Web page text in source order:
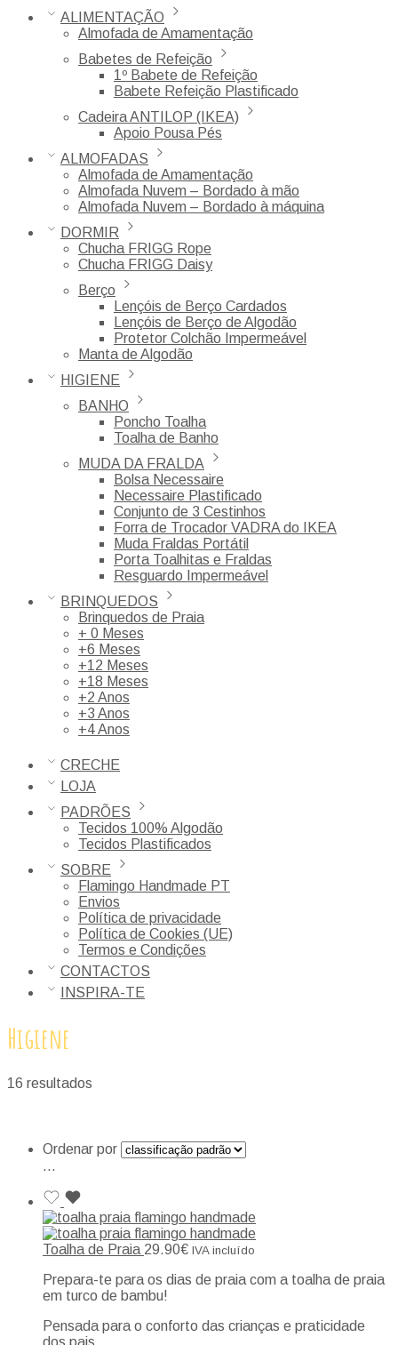
ALIMENTAÇÃO
Almofada de Amamentação
Babetes de Refeição
1º Babete de Refeição
Babete Refeição Plastificado
Cadeira ANTILOP (IKEA)
Apoio Pousa Pés
ALMOFADAS
Almofada de Amamentação
Almofada Nuvem – Bordado à mão
Almofada Nuvem – Bordado à máquina
DORMIR
Chucha FRIGG Rope
Chucha FRIGG Daisy
Berço
Lençóis de Berço Cardados
Lençóis de Berço de Algodão
Protetor Colchão Impermeável
Manta de Algodão
HIGIENE
BANHO
Poncho Toalha
Toalha de Banho
MUDA DA FRALDA
Bolsa Necessaire
Necessaire Plastificado
Conjunto de 3 Cestinhos
Forra de Trocador VADRA do IKEA
Muda Fraldas Portátil
Porta Toalhitas e Fraldas
Resguardo Impermeável
BRINQUEDOS
Brinquedos de Praia
+ 0 Meses
+6 Meses
+12 Meses
+18 Meses
+2 Anos
+3 Anos
+4 Anos
CRECHE
LOJA
PADRÕES
Tecidos 100% Algodão
Tecidos Plastificados
SOBRE
Flamingo Handmade PT
Envios
Política de privacidade
Política de Cookies (UE)
Termos e Condições
CONTACTOS
INSPIRA-TE
Higiene
16 resultados
Ordenar por
...
Toalha de Praia 29.90€ IVA incluído
Prepara-te para os dias de praia com a toalha de praia
em turco de bambu!
Pensada para o conforto das crianças e praticidade
dos pais.